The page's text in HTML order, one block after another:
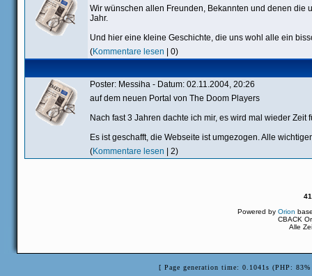
Wir wünschen allen Freunden, Bekannten und denen
Jahr.
Und hier eine kleine Geschichte, die uns wohl alle ein
(Kommentare lesen | 0)
Poster: Messiha - Datum: 02.11.2004, 20:26
auf dem neuen Portal von The Doom Players
Nach fast 3 Jahren dachte ich mir, es wird mal wieder Zeit
Es ist geschafft, die Webseite ist umgezogen. Alle
(Kommentare lesen | 2)
Powered by Orion
CBACK
Alle
[ Page generation time: 0.1041s (PHP: